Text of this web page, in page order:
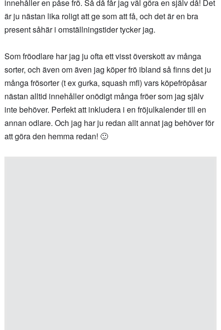
innehåller en påse frö. Så då får jag väl göra en själv då! Det
är ju nästan lika roligt att ge som att få, och det är en bra
present såhär i omställningstider tycker jag.
Som fröodlare har jag ju ofta ett visst överskott av många
sorter, och även om även jag köper frö ibland så finns det ju
många frösorter (t ex gurka, squash mfl) vars köpefröpåsar
nästan alltid innehåller onödigt många fröer som jag själv
inte behöver. Perfekt att inkludera i en fröjulkalender till en
annan odlare. Och jag har ju redan allt annat jag behöver för
att göra den hemma redan! 🙂